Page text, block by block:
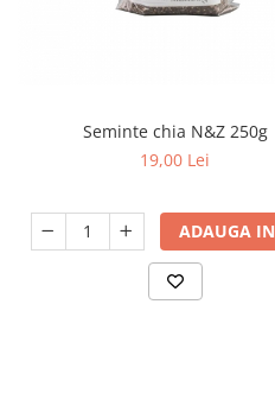
Seminte chia N&Z 250g
19,00 Lei
ADAUGA